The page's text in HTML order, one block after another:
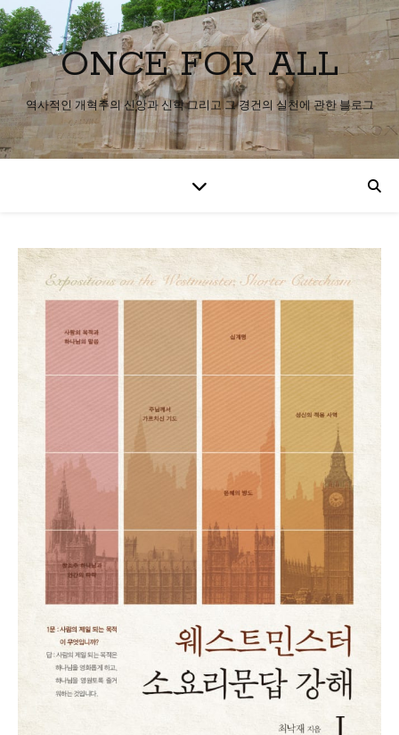
ONCE FOR ALL
역사적인 개혁주의 신앙과 신학 그리고 그 경건의 실천에 관한 블로그